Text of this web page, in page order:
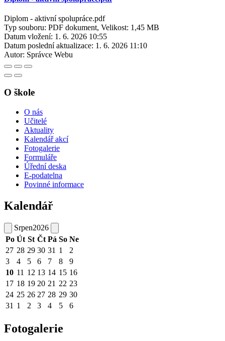
Diplom - aktivní spolupráce.pdf
Typ souboru: PDF dokument, Velikost: 1,45 MB
Datum vložení: 1. 6. 2026 10:55
Datum poslední aktualizace: 1. 6. 2026 11:10
Autor: Správce Webu
O škole
O nás
Učitelé
Aktuality
Kalendář akcí
Fotogalerie
Formuláře
Úřední deska
E-podatelna
Povinné informace
Kalendář
Srpen2026
Po Út St Čt Pá So Ne
27 28 29 30 31 1
2
3
4 5 6 7 8
9
10 11 12 13 14 15 16
17 18 19 20 21 22 23
24 25 26 27 28 29 30
31 1 2 3 4 5 6
Fotogalerie